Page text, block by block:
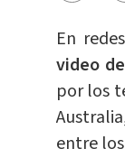
En
video
por los
entre